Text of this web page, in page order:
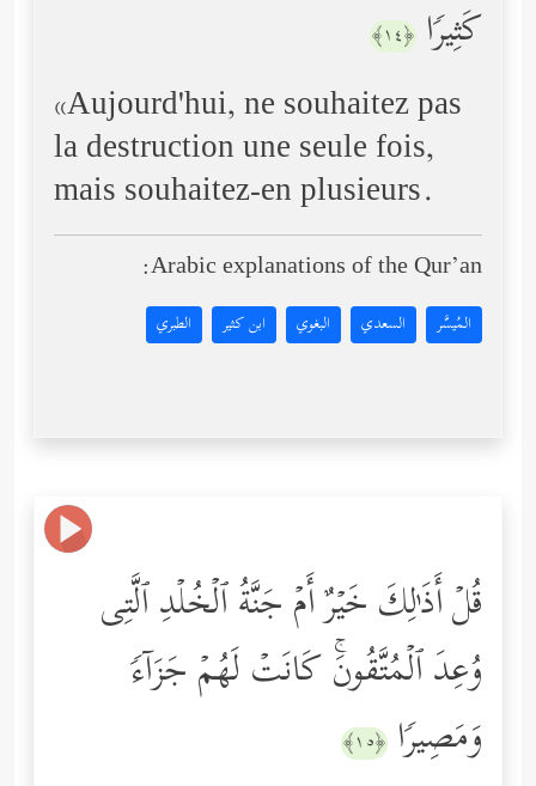
كَثِیرࣰا ﴿١٤﴾
«Aujourd'hui, ne souhaitez pas
la destruction une seule fois,
mais souhaitez-en plusieurs.
Arabic explanations of the Qur’an:
المُيسَّر السعدي البغوي ابن كثير الطبري
قُلۡ أَذَ ٰ⁠لِكَ خَیۡرٌ أَمۡ جَنَّةُ ٱلۡخُلۡدِ ٱلَّتِی
وُعِدَ ٱلۡمُتَّقُونَۚ كَانَتۡ لَهُمۡ جَزَاۤءࣰ
وَمَصِیرࣰا ﴿١٥﴾